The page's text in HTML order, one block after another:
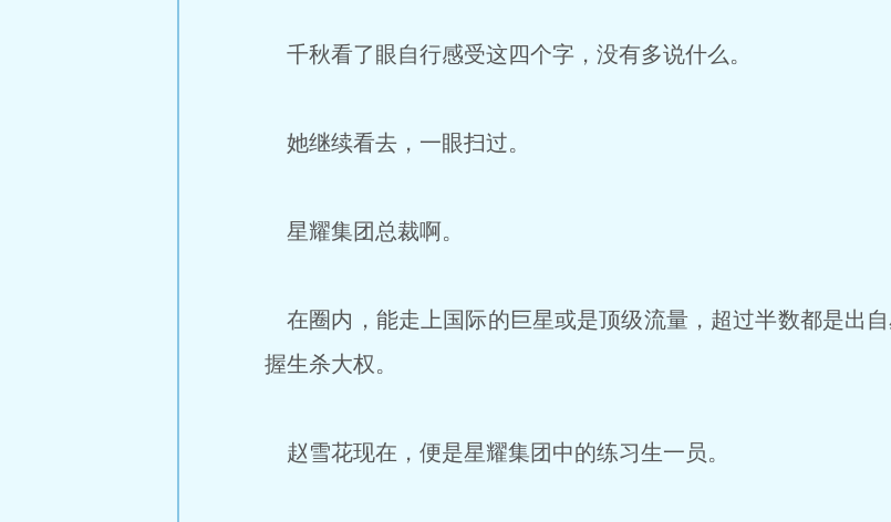
千秋看了眼自行感受这四个字，没有多说什么。
她继续看去，一眼扫过。
星耀集团总裁啊。
在圈内，能走上国际的巨星或是顶级流量，超过半数都是出
握生杀大权。
赵雪花现在，便是星耀集团中的练习生一员。